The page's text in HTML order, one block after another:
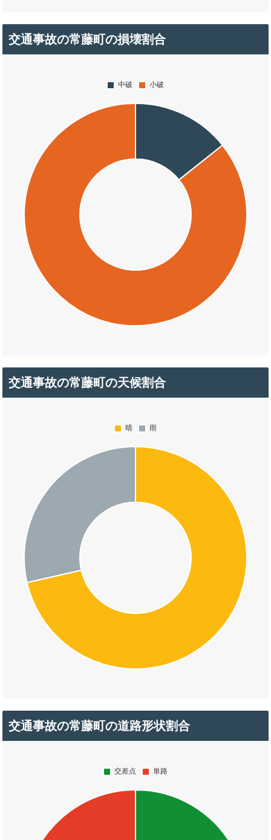
交通事故の常藤町の損壊割合
交通事故の常藤町の天候割合
交通事故の常藤町の道路形状割合